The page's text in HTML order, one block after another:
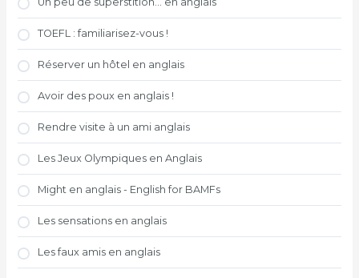
TOEFL : familiarisez-vous !
Réserver un hôtel en anglais
Avoir des poux en anglais !
Rendre visite à un ami anglais
Les Jeux Olympiques en Anglais
Might en anglais - English for BAMFs
Les sensations en anglais
Les faux amis en anglais